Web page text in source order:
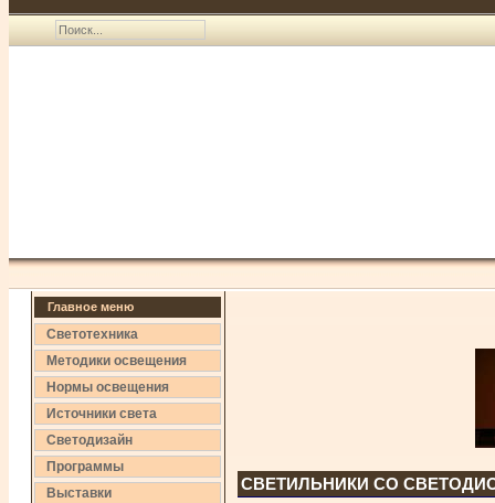
Главное меню
Светотехника
Методики освещения
Нормы освещения
Источники света
Светодизайн
Программы
Выставки
СВЕТИЛЬНИКИ СО